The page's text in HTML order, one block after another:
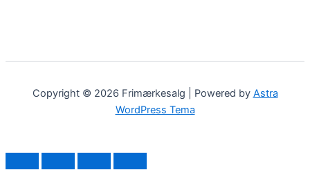
Copyright © 2026 Frimærkesalg | Powered by Astra
WordPress Tema